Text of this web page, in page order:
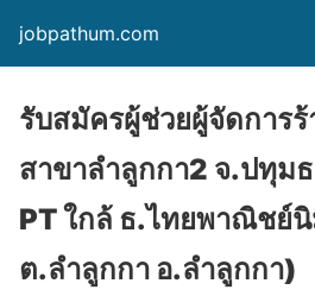
jobpathum.com
รับสมัครผู้ช่วยผู้จัดการ
สาขาลำลูกกา2 จ.ปทุม
PT ใกล้ ธ.ไทยพาณิชย์
ต.ลำลูกกา อ.ลำลูกกา)